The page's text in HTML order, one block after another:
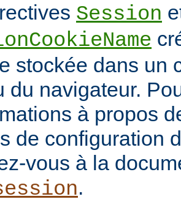
Session
stockée dans un
du navigateur.
à propos
de configuration
vous à la
.